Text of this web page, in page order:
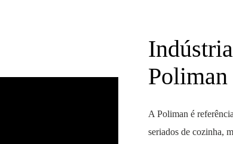
Poliman
A Poliman é
seriados de cozinha,